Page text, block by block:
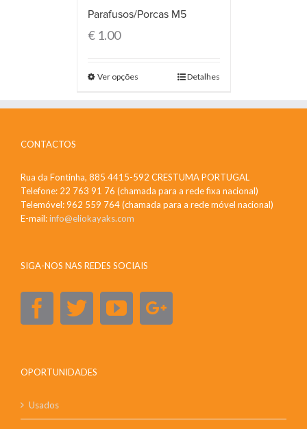
Parafusos/Porcas M5
€1.00
Ver opções Detalhes
CONTACTOS
Rua da Fontinha, 885 4415-592 CRESTUMA PORTUGAL
Telefone: 22 763 91 76 (chamada para a rede fixa nacional)
Telemóvel: 962 559 764 (chamada para a rede móvel nacional)
E-mail:info@eliokayaks.com
SIGA-NOS NAS REDES SOCIAIS
OPORTUNIDADES
Usados